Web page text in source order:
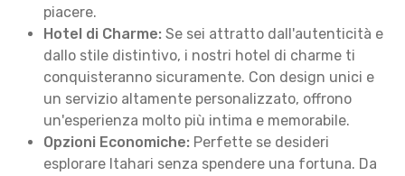
piacere.
Hotel di Charme: Se sei attratto dall'autenticità e
dallo stile distintivo, i nostri hotel di charme ti
conquisteranno sicuramente. Con design unici e
un servizio altamente personalizzato, offrono
un'esperienza molto più intima e memorabile.
Opzioni Economiche: Perfette se desideri
esplorare Itahari senza spendere una fortuna. Da